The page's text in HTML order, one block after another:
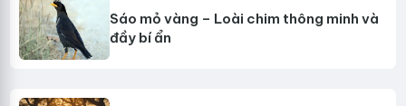
Sáo mỏ vàng – Loài chim thông minh và
đầy bí ẩn